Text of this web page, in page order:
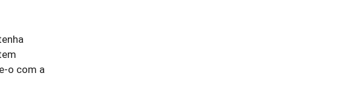
o com a